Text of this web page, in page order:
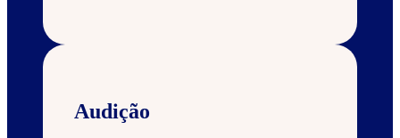
Audição